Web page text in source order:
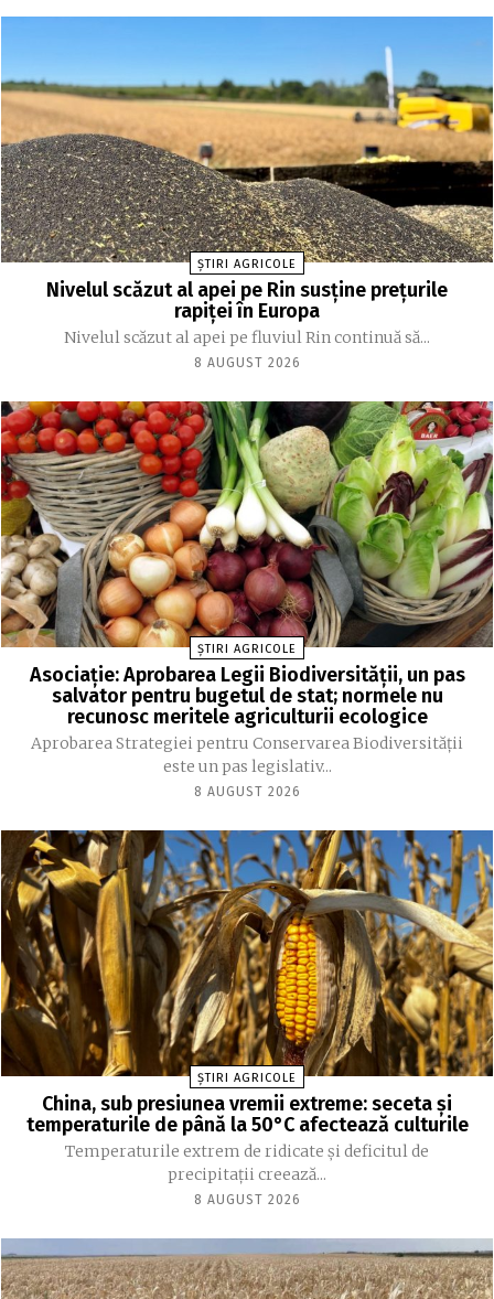
ȘTIRI AGRICOLE
Nivelul scăzut al apei pe Rin susține prețurile
rapiței în Europa
Nivelul scăzut al apei pe fluviul Rin continuă să...
8 AUGUST 2026
ȘTIRI AGRICOLE
Asociație: Aprobarea Legii Biodiversității, un pas
salvator pentru bugetul de stat; normele nu
recunosc meritele agriculturii ecologice
Aprobarea Strategiei pentru Conservarea Biodiversității
este un pas legislativ...
8 AUGUST 2026
ȘTIRI AGRICOLE
China, sub presiunea vremii extreme: seceta și
temperaturile de până la 50°C afectează culturile
Temperaturile extrem de ridicate și deficitul de
precipitații creează...
8 AUGUST 2026